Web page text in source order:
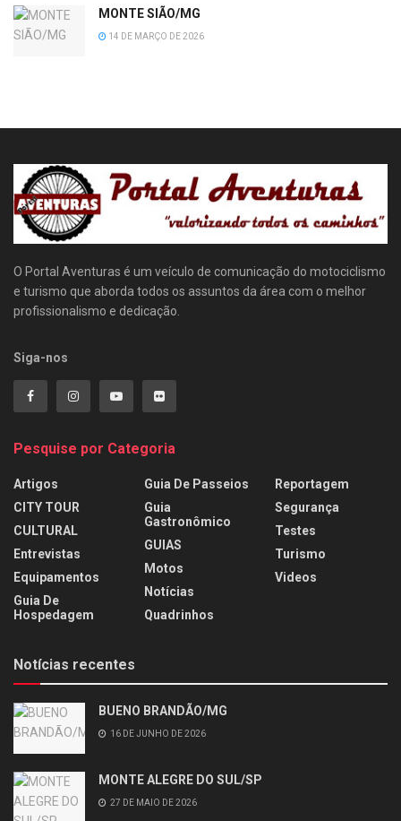
MONTE SIÃO/MG
14 DE MARÇO DE 2026
O Portal Aventuras é um veículo de comunicação do motociclismo
e turismo que aborda todos os assuntos da área com o melhor
profissionalismo e dedicação.
Siga-nos
Pesquise por Categoria
Artigos
CITY TOUR
CULTURAL
Entrevistas
Equipamentos
Guia De
Hospedagem
Guia De Passeios
Guia
Gastronômico
GUIAS
Motos
Notícias
Quadrinhos
Reportagem
Segurança
Testes
Turismo
Videos
Notícias recentes
BUENO BRANDÃO/MG
16 DE JUNHO DE 2026
MONTE ALEGRE DO SUL/SP
27 DE MAIO DE 2026